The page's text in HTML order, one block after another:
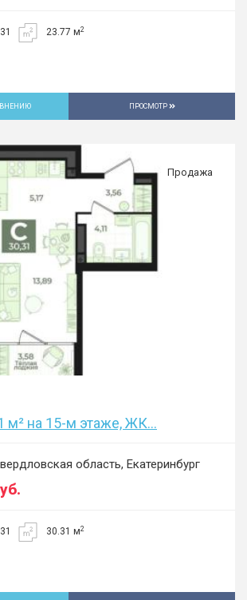
23.77 м2
ПРОСМОТР
Продажа
м² на 15-м этаже, ЖК...
область, Екатеринбург
30.31 м2